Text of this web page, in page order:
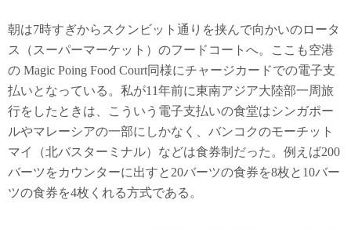
朝は7時すぎからスクンビット通りを挟んで向かいのロータ
ス（スーパーマーケット）のフードコートへ。ここも空港
の Magic Poing Food Court同様にチャージカードでの電子支
払いとなっている。私が11年前に東南アジア大陸部一周旅
行をしたときは、こういう電子支払いの食堂はシンガポー
ルやマレーシアの一部にしかなく、バンコクのモーチット
マイ（北バスターミナル）などは食券制だった。例えば200
バーツをカウンターに出すと20バーツの食券を8枚と10バー
ツの食券を4枚くれる方式である。